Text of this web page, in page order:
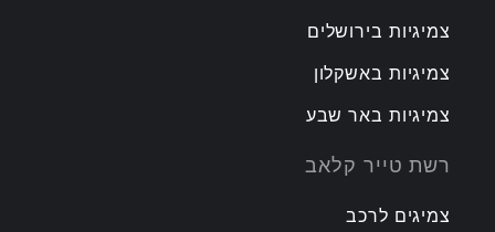
צמיגיות בירושלים
צמיגיות באשקלון
צמיגיות באר שבע
רשת טייר קלאב
צמיגים לרכב